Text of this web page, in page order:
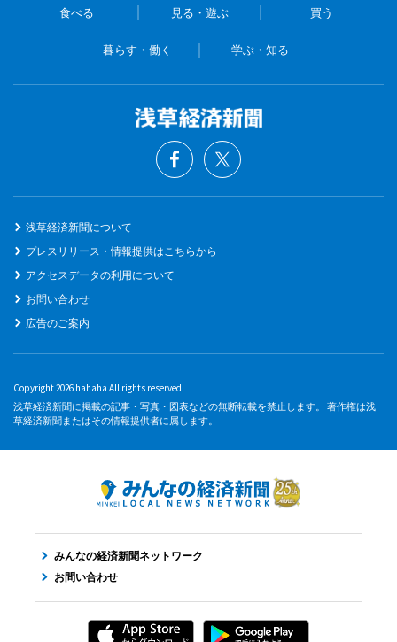
食べる 見る・遊ぶ 買う
暮らす・働く 学ぶ・知る
浅草経済新聞について
プレスリリース・情報提供はこちらから
アクセスデータの利用について
お問い合わせ
広告のご案内
Copyright 2026 hahaha All rights reserved.
浅草経済新聞に掲載の記事・写真・図表などの無断転載を禁止します。 著作権は浅
草経済新聞またはその情報提供者に属します。
みんなの経済新聞ネットワーク
お問い合わせ